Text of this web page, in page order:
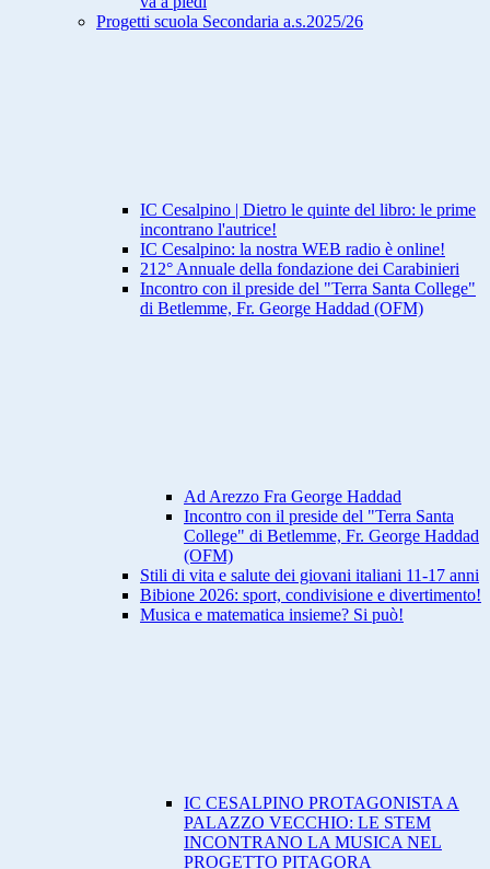
Progetti scuola Secondaria a.s.2025/26
IC Cesalpino | Dietro le quinte del libro: le prime
incontrano l'autrice!
IC Cesalpino: la nostra WEB radio è online!
212° Annuale della fondazione dei Carabinieri
Incontro con il preside del "Terra Santa College"
di Betlemme, Fr. George Haddad (OFM)
Ad Arezzo Fra George Haddad
Incontro con il preside del "Terra Santa
College" di Betlemme, Fr. George Haddad
(OFM)
Stili di vita e salute dei giovani italiani 11-17 anni
Bibione 2026: sport, condivisione e divertimento!
Musica e matematica insieme? Si può!
IC CESALPINO PROTAGONISTA A
PALAZZO VECCHIO: LE STEM
INCONTRANO LA MUSICA NEL
PROGETTO PITAGORA